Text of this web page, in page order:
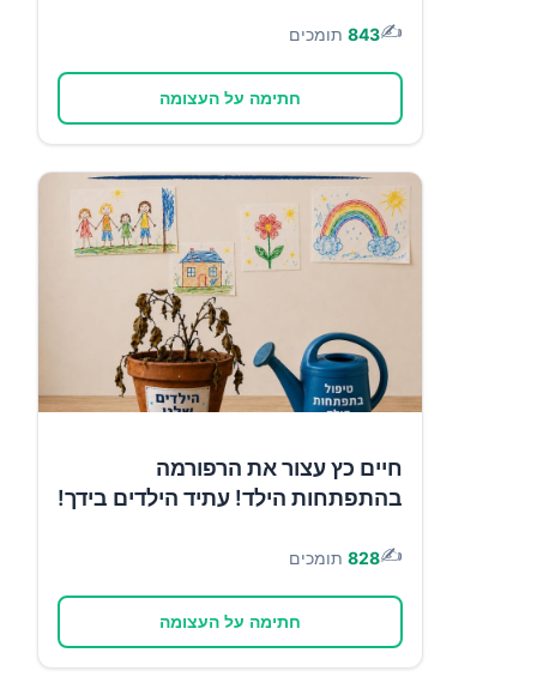
✍️
843 תומכים
חתימה על העצומה
חיים כץ עצור את הרפורמה
בהתפתחות הילד! עתיד הילדים בידך!
✍️
828 תומכים
חתימה על העצומה